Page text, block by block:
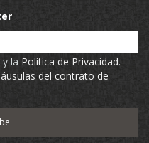
y la Política de Privacidad.
del contrato de